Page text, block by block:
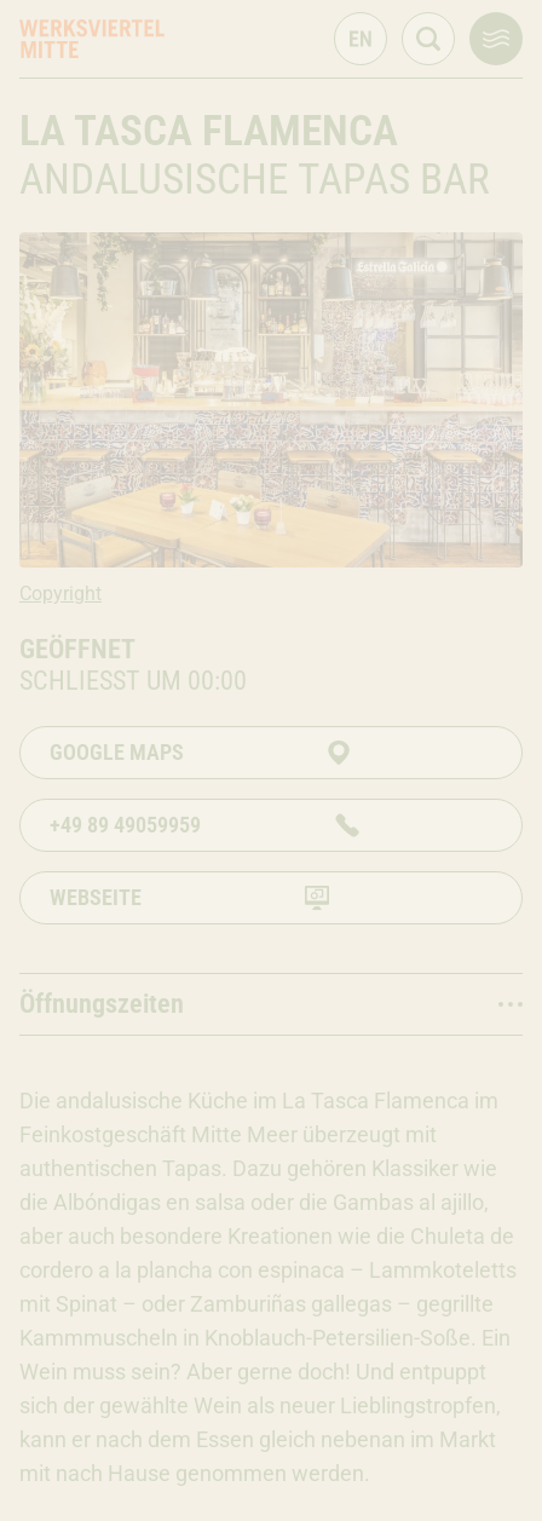
Atelierstraße 5 München BY
81671
+49 89 49059959
LA TASCA FLAMENCA
ANDALUSISCHE TAPAS BAR
Copyright: Ivana Bilz, 2020
Copyright
GEÖFFNET
SCHLIESST UM 00:00
GOOGLE MAPS
+49 89 49059959
WEBSEITE
Öffnungszeiten
Die andalusische Küche im La Tasca Flamenca im
Feinkostgeschäft Mitte Meer überzeugt mit
authentischen Tapas. Dazu gehören Klassiker wie
die Albóndigas en salsa oder die Gambas al ajillo,
aber auch besondere Kreationen wie die Chuleta de
cordero a la plancha con espinaca – Lammkoteletts
mit Spinat – oder Zamburiñas gallegas – gegrillte
Kammmuscheln in Knoblauch-Petersilien-Soße. Ein
Wein muss sein? Aber gerne doch! Und entpuppt
sich der gewählte Wein als neuer Lieblingstropfen,
kann er nach dem Essen gleich nebenan im Markt
mit nach Hause genommen werden.